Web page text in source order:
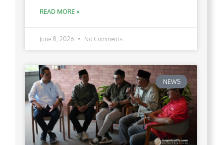
READ MORE »
June 8, 2026 No Comments
NEWS